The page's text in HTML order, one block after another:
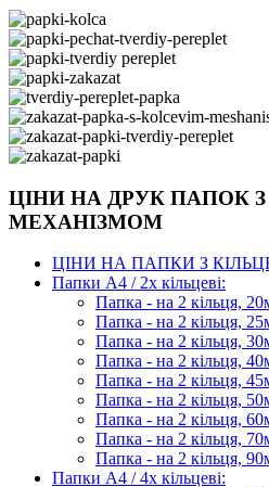
ЦІНИ НА ДРУК ПАПОК
МЕХАНІЗМОМ
ЦІНИ НА ПАПКИ З
Папки А4 / 2х кільцеві:
Папка - на 2 кільця,
Папка - на 2 кільця,
Папка - на 2 кільця,
Папка - на 2 кільця,
Папка - на 2 кільця,
Папка - на 2 кільця,
Папка - на 2 кільця,
Папка - на 2 кільця,
Папка - на 2 кільця,
Папки А4 / 4х кільцеві: